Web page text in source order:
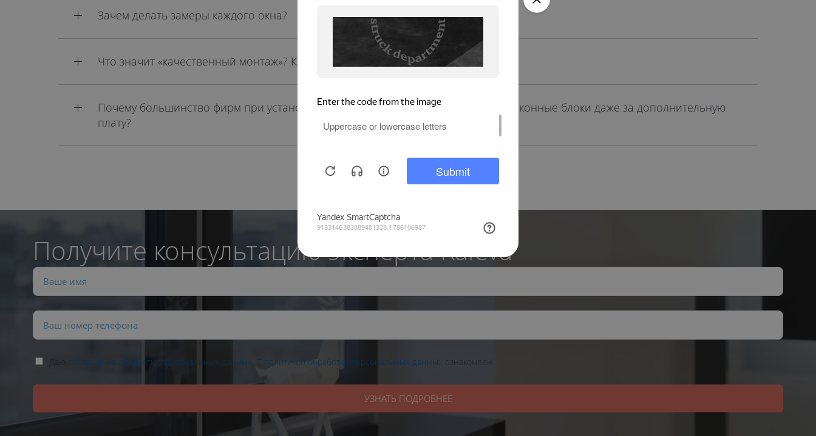
Зачем делать замеры каждого окна?
Что значит «качественный монтаж»? Как это определить неспециалисту?
Почему большинство фирм при установке окон не выносят демонтированные оконные блоки даже за дополнительную
плату?
Получите консультацию эксперта Kaleva
согласие на обработку персональных данных политикой обработки персональных данных ознакомлен.
УЗНАТЬ ПОДРОБНЕЕ